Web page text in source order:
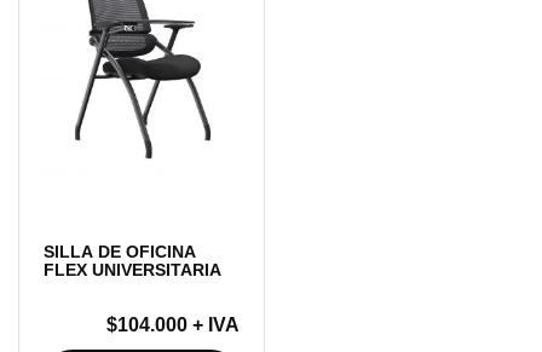
SILLA DE OFICINA
FLEX UNIVERSITARIA
$104.000 + IVA